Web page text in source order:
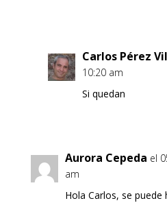
Carlos Pérez
10:20 am
Si quedan
Aurora Cepeda el
am
Hola Carlos, se